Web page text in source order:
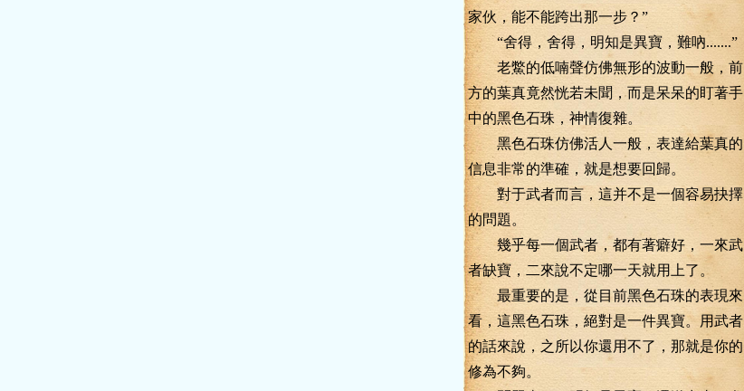
家伙，能不能跨出那一步？”
“舍得，舍得，明知是異寶，難吶.......”
老鱉的低喃聲仿佛無形的波動一般，前
方的葉真竟然恍若未聞，而是呆呆的盯著手
中的黑色石珠，神情復雜。
黑色石珠仿佛活人一般，表達給葉真的
信息非常的準確，就是想要回歸。
對于武者而言，這并不是一個容易抉擇
的問題。
幾乎每一個武者，都有著癖好，一來武
者缺寶，二來說不定哪一天就用上了。
最重要的是，從目前黑色石珠的表現來
看，這黑色石珠，絕對是一件異寶。用武者
的話來說，之所以你還用不了，那就是你的
修為不夠。